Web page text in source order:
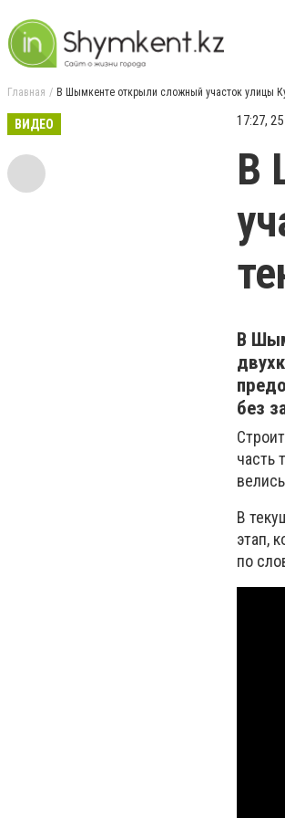
Главная В Шымкенте открыли сложный участок улицы
ВИДЕО 17:27,
В
В
без
часть
В
этап,
по